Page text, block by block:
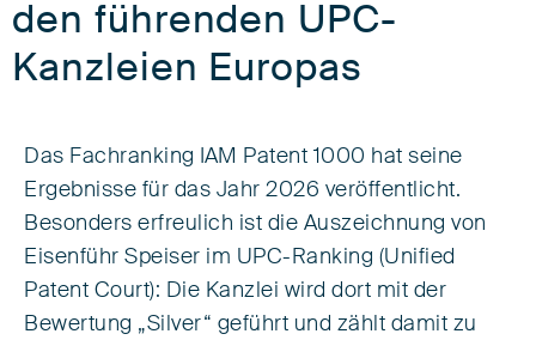
den führenden UPC-
Kanzleien Europas
Das Fachranking IAM Patent 1000 hat seine
Ergebnisse für das Jahr 2026 veröffentlicht.
Besonders erfreulich ist die Auszeichnung von
Eisenführ Speiser im UPC-Ranking (Unified
Patent Court): Die Kanzlei wird dort mit der
Bewertung „Silver“ geführt und zählt damit zu